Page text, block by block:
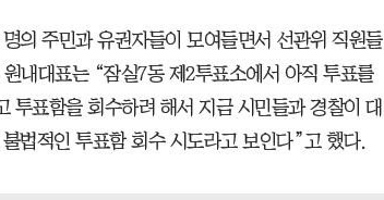
의 주민과 유권자들이 모여들면서 선관위 직원들
내대표는 “잠실7동 제2투표소에서 아직 투표를
투표함을 회수하려 해서 지금 시민들과 경찰이 대
법적인 투표함 회수 시도라고 보인다”고 했다.